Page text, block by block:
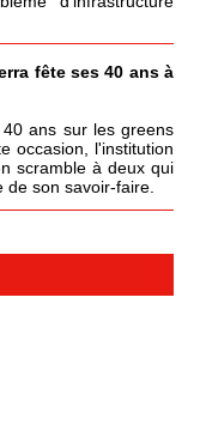
fête ses 40 ans à
ans sur les greens
occasion, l'institution
scramble à deux qui
son savoir-faire.